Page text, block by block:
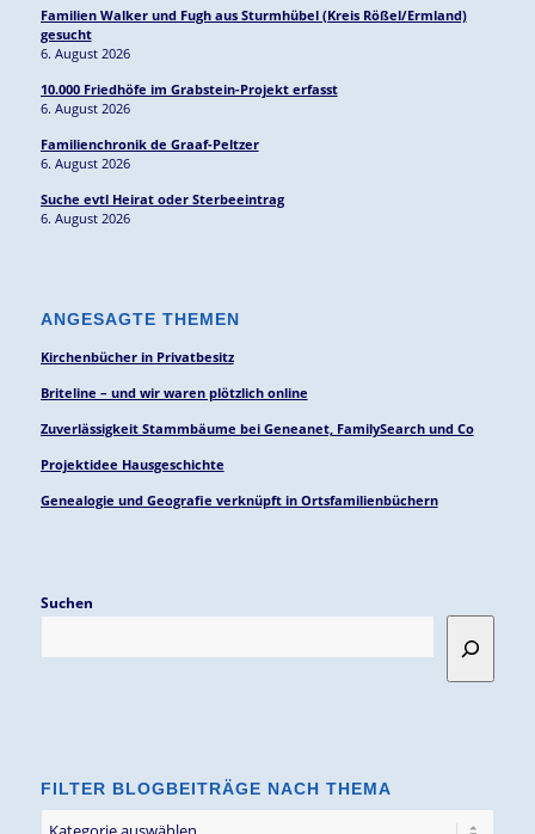
Familien Walker und Fugh aus Sturmhübel (Kreis Rößel/Ermland)
gesucht
6. August 2026
10.000 Friedhöfe im Grabstein-Projekt erfasst
6. August 2026
Familienchronik de Graaf-Peltzer
6. August 2026
Suche evtl Heirat oder Sterbeeintrag
6. August 2026
ANGESAGTE THEMEN
Kirchenbücher in Privatbesitz
Briteline – und wir waren plötzlich online
Zuverlässigkeit Stammbäume bei Geneanet, FamilySearch und Co
Projektidee Hausgeschichte
Genealogie und Geografie verknüpft in Ortsfamilienbüchern
Suchen
FILTER BLOGBEITRÄGE NACH THEMA